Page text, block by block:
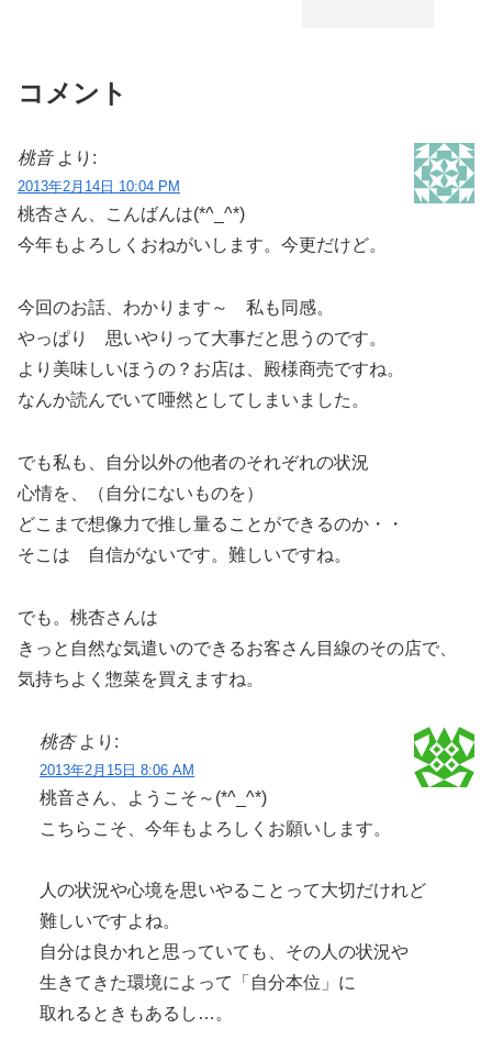
コメント
桃音 より:
2013年2月14日 10:04 PM
桃杏さん、こんばんは(*^_^*)
今年もよろしくおねがいします。今更だけど。
今回のお話、わかります～ 私も同感。
やっぱり 思いやりって大事だと思うのです。
より美味しいほうの？お店は、殿様商売ですね。
なんか読んでいて唖然としてしまいました。
でも私も、自分以外の他者のそれぞれの状況
心情を、（自分にないものを）
どこまで想像力で推し量ることができるのか・・
そこは 自信がないです。難しいですね。
でも。桃杏さんは
きっと自然な気遣いのできるお客さん目線のその店で、
気持ちよく惣菜を買えますね。
桃杏 より:
2013年2月15日 8:06 AM
桃音さん、ようこそ～(*^_^*)
こちらこそ、今年もよろしくお願いします。
人の状況や心境を思いやることって大切だけれど
難しいですよね。
自分は良かれと思っていても、その人の状況や
生きてきた環境によって「自分本位」に
取れるときもあるし…。